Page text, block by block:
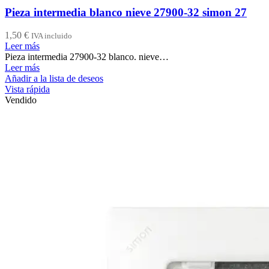
Pieza intermedia blanco nieve 27900-32 simon 27
1,50 € IVA incluido
Leer más
Pieza intermedia 27900-32 blanco. nieve…
Leer más
Añadir a la lista de deseos
Vista rápida
Vendido